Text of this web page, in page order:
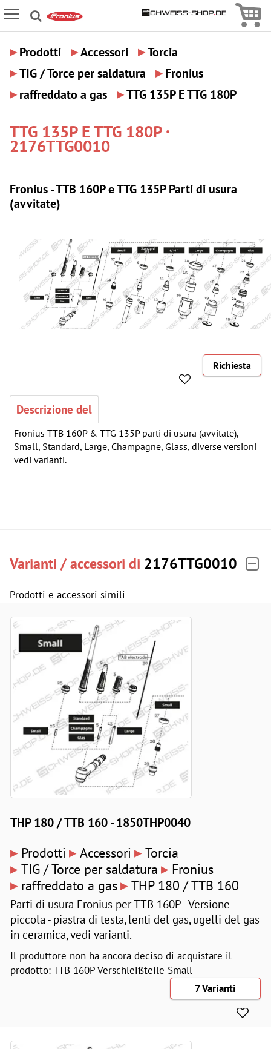
Icon Menu
▸ Prodotti ▸Accessori ▸Torcia
▸TIG / Torce per saldatura ▸ Fronius
▸ raffreddato a gas ▸TTG 135P E TTG 180P
TTG 135P E TTG 180P ·
2176TTG0010
Fronius - TTB 160P e TTG 135P Parti di usura
(avvitate)
Richiesta
Descrizione del
Fronius TTB 160P & TTG 135P parti di usura (avvitate),
Small, Standard, Large, Champagne, Glass, diverse versioni
vedi varianti.
Varianti / accessori di 2176TTG0010
Prodotti e accessori simili
THP 180 / TTB 160 - 1850THP0040
▸ Prodotti ▸ Accessori ▸ Torcia
▸ TIG / Torce per saldatura ▸ Fronius
▸ raffreddato a gas▸ THP 180 / TTB 160
Parti di usura Fronius per TTB 160P - Versione
piccola - piastra di testa, lenti del gas, ugelli del gas
in ceramica, vedi varianti.
Il produttore non ha ancora deciso di acquistare il
prodotto: TTB 160P Verschleißteile Small
7 Varianti